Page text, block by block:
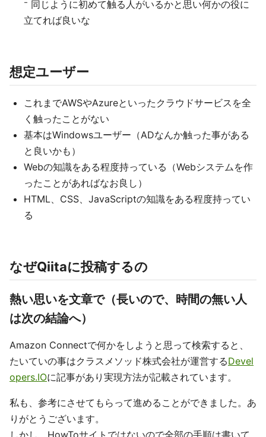
⁻ 同じように初めて触る人がいるかと思い何かの役に
立てれば良いな
想定ユーザー
これまでAWSやAzureといったクラウドサービスを全
く触ったことがない
基本はWindowsユーザー（ADなんか触った事がある
と良いかも）
Webの知識をある程度持っている（Webシステムを作
ったことがあればなお良し）
HTML、CSS、JavaScriptの知識をある程度持ってい
る
なぜQiitaに投稿するの
熱い思いを文章で（長いので、時間の無い人
は次の結論へ）
Amazon Connectで何かをしようと思って検索すると、
たいていの事はクラスメソッド株式会社が運営するDevel
opers.IOに記事があり実現方法が記載されています。
私も、参考にさせてもらって進めることができました。あ
りがとうございます。
しかし、HowToサイトではないので全部の手順は書いて